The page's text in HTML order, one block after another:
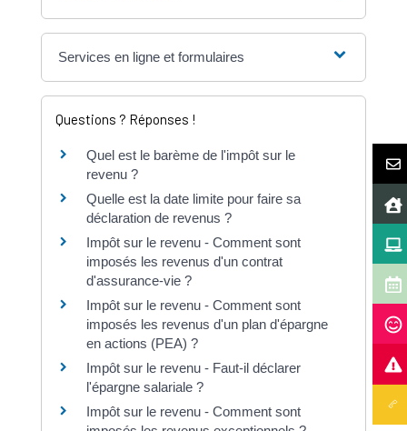
Services en ligne et formulaires
Questions ? Réponses !
Quel est le barème de l'impôt sur le
revenu ?
Quelle est la date limite pour faire sa
déclaration de revenus ?
Impôt sur le revenu - Comment sont
imposés les revenus d'un contrat
d'assurance-vie ?
Impôt sur le revenu - Comment sont
imposés les revenus d'un plan d'épargne
en actions (PEA) ?
Impôt sur le revenu - Faut-il déclarer
l'épargne salariale ?
Impôt sur le revenu - Comment sont